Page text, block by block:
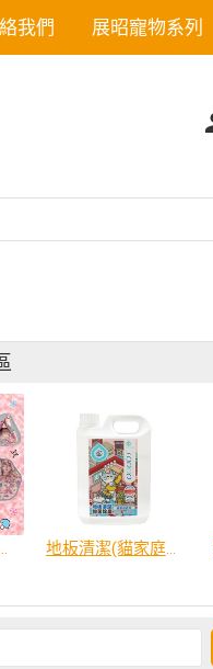
我們 展昭寵物系列
造型寵物睡床墊 地板清潔(貓家庭適用)2000ml